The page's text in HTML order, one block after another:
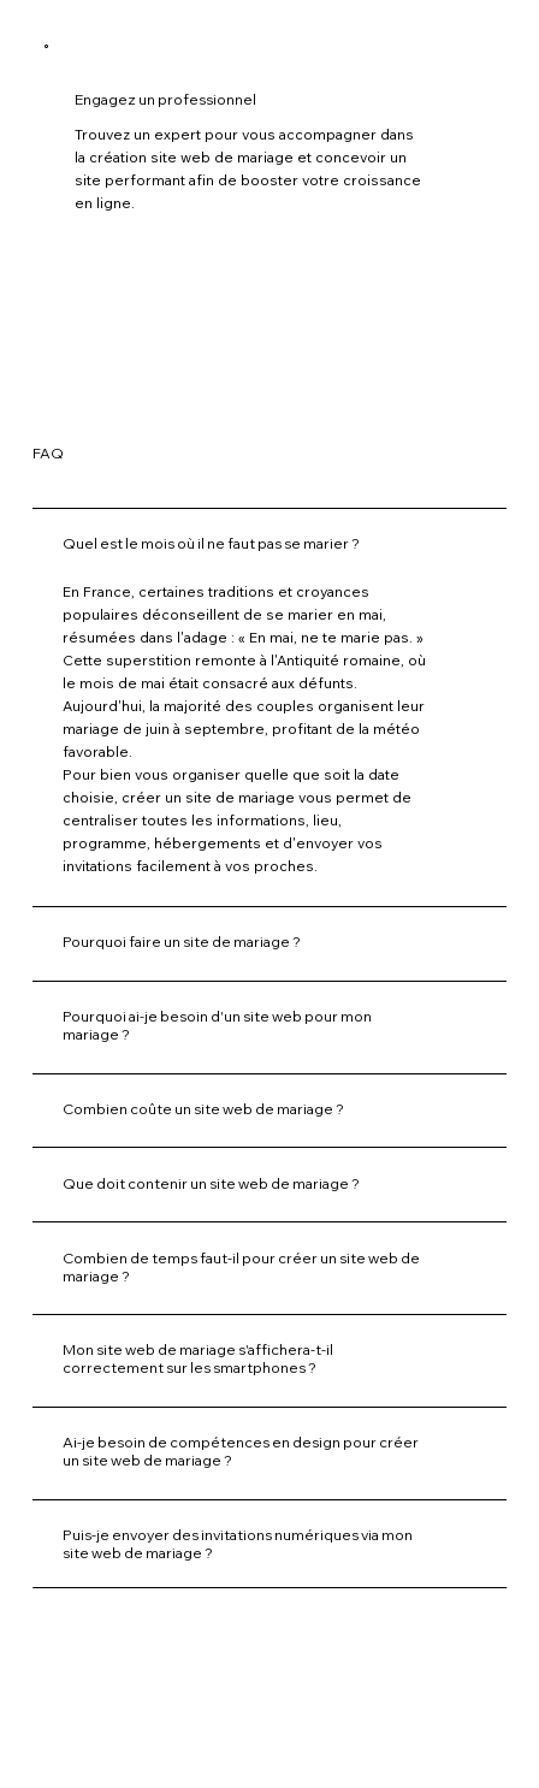
Engagez un professionnel
Trouvez un expert pour vous accompagner dans
la création site web de mariage et concevoir un
site performant afin de booster votre croissance
en ligne.
FAQ
Quel est le mois où il ne faut pas se marier ?
En France, certaines traditions et croyances
populaires déconseillent de se marier en mai,
résumées dans l'adage : « En mai, ne te marie pas. »
Cette superstition remonte à l'Antiquité romaine, où
le mois de mai était consacré aux défunts.
Aujourd'hui, la majorité des couples organisent leur
mariage de juin à septembre, profitant de la météo
favorable.
Pour bien vous organiser quelle que soit la date
choisie, créer un site de mariage vous permet de
centraliser toutes les informations, lieu,
programme, hébergements et d'envoyer vos
invitations facilement à vos proches.
Pourquoi faire un site de mariage ?
Pourquoi ai-je besoin d'un site web pour mon
mariage ?
Combien coûte un site web de mariage ?
Que doit contenir un site web de mariage ?
Combien de temps faut-il pour créer un site web de
mariage ?
Mon site web de mariage s'affichera-t-il
correctement sur les smartphones ?
Ai-je besoin de compétences en design pour créer
un site web de mariage ?
Puis-je envoyer des invitations numériques via mon
site web de mariage ?